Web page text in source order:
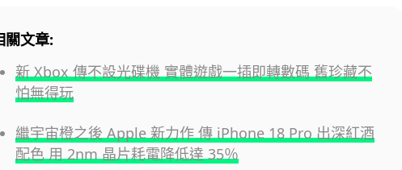
關文章:
新 Xbox 傳不設光碟機 實體遊戲一插即轉數碼 舊珍藏不
怕無得玩
繼宇宙橙之後 Apple 新力作 傳 iPhone 18 Pro 出深紅酒
配色 用 2nm 晶片耗電降低達 35％